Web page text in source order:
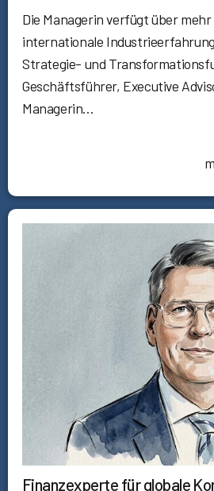
Die Managerin verfügt über
internationale
Strategie- und
Geschäftsführer, Executive
Managerin…
Finanzexperte für globale